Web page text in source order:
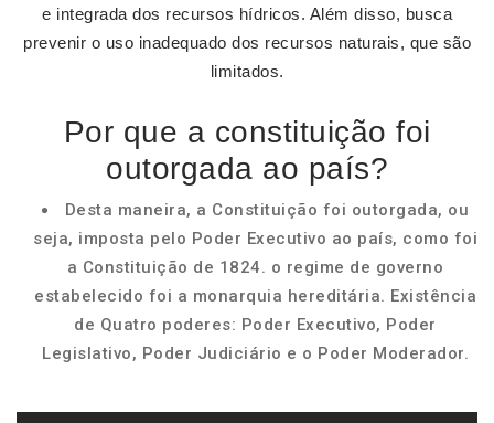
e integrada dos recursos hídricos. Além disso, busca
prevenir o uso inadequado dos recursos naturais, que são
limitados.
Por que a constituição foi
outorgada ao país?
Desta maneira, a Constituição foi outorgada, ou
seja, imposta pelo Poder Executivo ao país, como foi
a Constituição de 1824. o regime de governo
estabelecido foi a monarquia hereditária. Existência
de Quatro poderes: Poder Executivo, Poder
Legislativo, Poder Judiciário e o Poder Moderador.